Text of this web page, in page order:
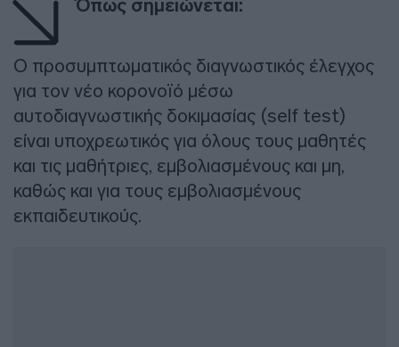
Όπως σημειώνεται:
Ο προσυμπτωματικός διαγνωστικός έλεγχος
για τον νέο κορονοϊό μέσω
αυτοδιαγνωστικής δοκιμασίας (self test)
είναι υποχρεωτικός για όλους τους μαθητές
και τις μαθήτριες, εμβολιασμένους και μη,
καθώς και για τους εμβολιασμένους
εκπαιδευτικούς.